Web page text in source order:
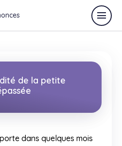
annonce
de la petite
dans quelques mois